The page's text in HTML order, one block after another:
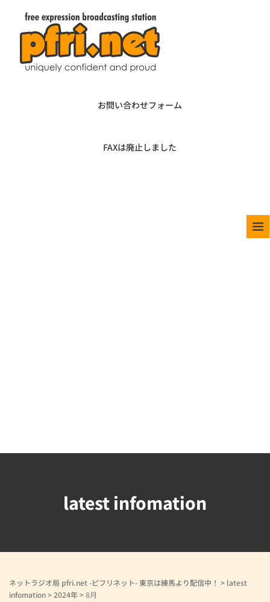
お問い合わせフォーム
FAXは廃止しました
latest infomation
ネットラジオ局 pfri.net -ピフリネット- 東京は練馬より配信中！ > latest
infomation>2024年>8月